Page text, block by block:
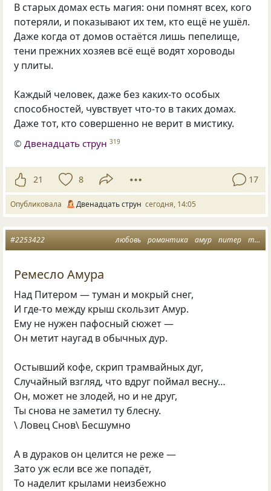
В старых домах есть магия: они помнят всех, кого
потеряли, и показывают их тем, кто ещё не ушёл.
Даже когда от домов остаётся лишь пепелище,
тени прежних хозяев всё ещё водят хороводы
у плиты.
Каждый человек, даже без каких-то особых
способностей, чувствует что-то в таких домах.
Даже тот, кто совершенно не верит в мистику.
© Двенадцать струн 319
21 8 17
Опубликовала Двенадцать струн сегодня, 14:05
любовь романтика амур питер трамвай
#2253422
Ремесло Амура
Над Питером — туман и мокрый снег,
И где‑то между крыш скользит Амур.
Ему не нужен пафосный сюжет —
Он метит наугад в обычных дур.
Остывший кофе, скрип трамвайных дуг,
Случайный взгляд, что вдруг поймал весну…
Он, может не злодей, но и не друг,
Ты снова не заметил ту блесну.
\ Ловец Снов\ Бесшумно
А в дураков он целится не реже —
Зато уж если все же попадёт,
То наделит крылами неизбежно